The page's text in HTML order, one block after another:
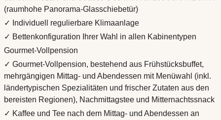
(raumhohe Panorama-Glasschiebetür)
✓ Individuell regulierbare Klimaanlage
✓ Bettenkonfiguration Ihrer Wahl in allen Kabinentypen
Gourmet-Vollpension
✓ Gourmet-Vollpension, bestehend aus Frühstücksbuffet,
mehrgängigen Mittag- und Abendessen mit Menüwahl (inkl.
ländertypischen Spezialitäten und frischer Zutaten aus den
bereisten Regionen), Nachmittagstee und Mitternachtssnack
✓ Kaffee und Tee nach dem Mittag- und Abendessen an